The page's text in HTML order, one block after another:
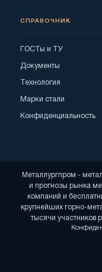
СПРАВОЧНИК
ГОСТы и ТУ
Документы
Технология
Марки стали
Конфиденциальность
Металлургпром -
и прогнозы рынка
компаний и
крупнейших горно-
тысячи участников